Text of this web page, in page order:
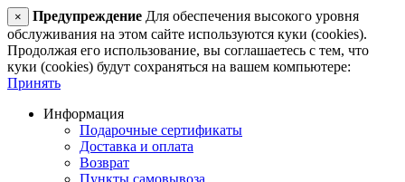
× Предупреждение Для обеспечения высокого уровня
обслуживания на этом сайте используются куки (cookies).
Продолжая его использование, вы соглашаетесь с тем, что
куки (cookies) будут сохраняться на вашем компьютере:
Принять
Информация
Подарочные сертификаты
Доставка и оплата
Возврат
Пункты самовывоза